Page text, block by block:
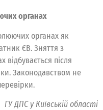
органах
органах як
ЄВ. Зняття з
відбувається після
Законодавством не
ГУ ДПС у Київській області